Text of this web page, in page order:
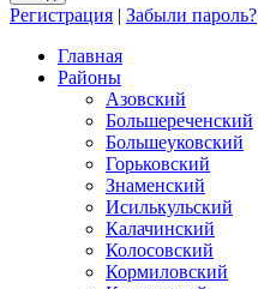
Регистрация | Забыли пароль?
Главная
Районы
Азовский
Большереченский
Большеуковский
Горьковский
Знаменский
Исилькульский
Калачинский
Колосовский
Кормиловский